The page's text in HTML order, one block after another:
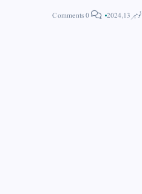
نومبر 13, 2024